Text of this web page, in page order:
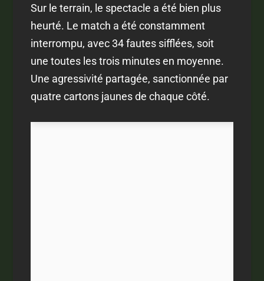
Sur le terrain, le spectacle a été bien plus
heurté. Le match a été constamment
interrompu, avec 34 fautes sifflées, soit
une toutes les trois minutes en moyenne.
Une agressivité partagée, sanctionnée par
quatre cartons jaunes de chaque côté.